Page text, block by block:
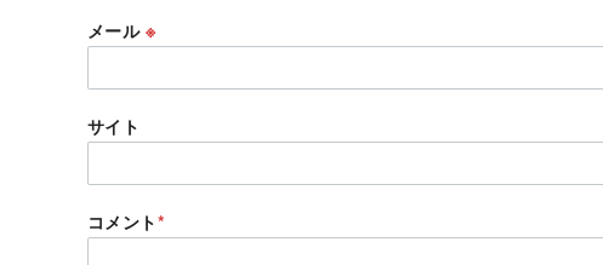
メール ※
サイト
コメント*